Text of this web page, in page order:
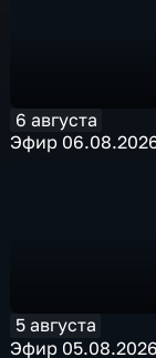
6 августа
Эфир 06.08.2026
5 августа
Эфир 05.08.2026